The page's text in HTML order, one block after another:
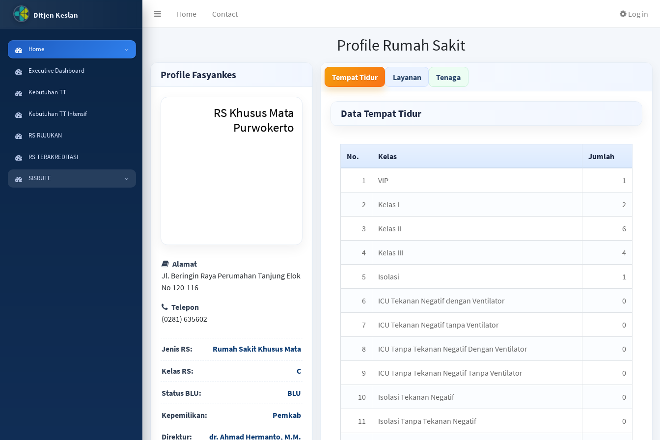
Home Contact Log in
Ditjen Keslan
Home
Executive Dashboard
Kebutuhan TT
Kebutuhan TT Intensif
RS RUJUKAN
RS TERAKREDITASI
SISRUTE
Profile Rumah Sakit
Profile Fasyankes
RS Khusus Mata
Purwokerto
Alamat
Jl. Beringin Raya Perumahan Tanjung Elok
No 120-116
Telepon
(0281) 635602
Jenis RS: Rumah Sakit Khusus Mata
Kelas RS: C
Status BLU: BLU
Kepemilikan: Pemkab
Direktur: dr. Ahmad Hermanto, M.M.
Tempat Tidur Layanan Tenaga
Data Tempat Tidur
No. Kelas Jumlah
1 VIP 1
2 Kelas I 2
3 Kelas II 6
4 Kelas III 4
5 Isolasi 1
6 ICU Tekanan Negatif dengan Ventilator 0
7 ICU Tekanan Negatif tanpa Ventilator 0
8 ICU Tanpa Tekanan Negatif Dengan Ventilator 0
9 ICU Tanpa Tekanan Negatif Tanpa Ventilator 0
10 Isolasi Tekanan Negatif 0
11 Isolasi Tanpa Tekanan Negatif 0